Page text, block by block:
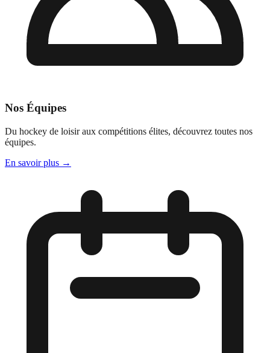
Nos Équipes
Du hockey de loisir aux compétitions élites, découvrez toutes nos
équipes.
En savoir plus →